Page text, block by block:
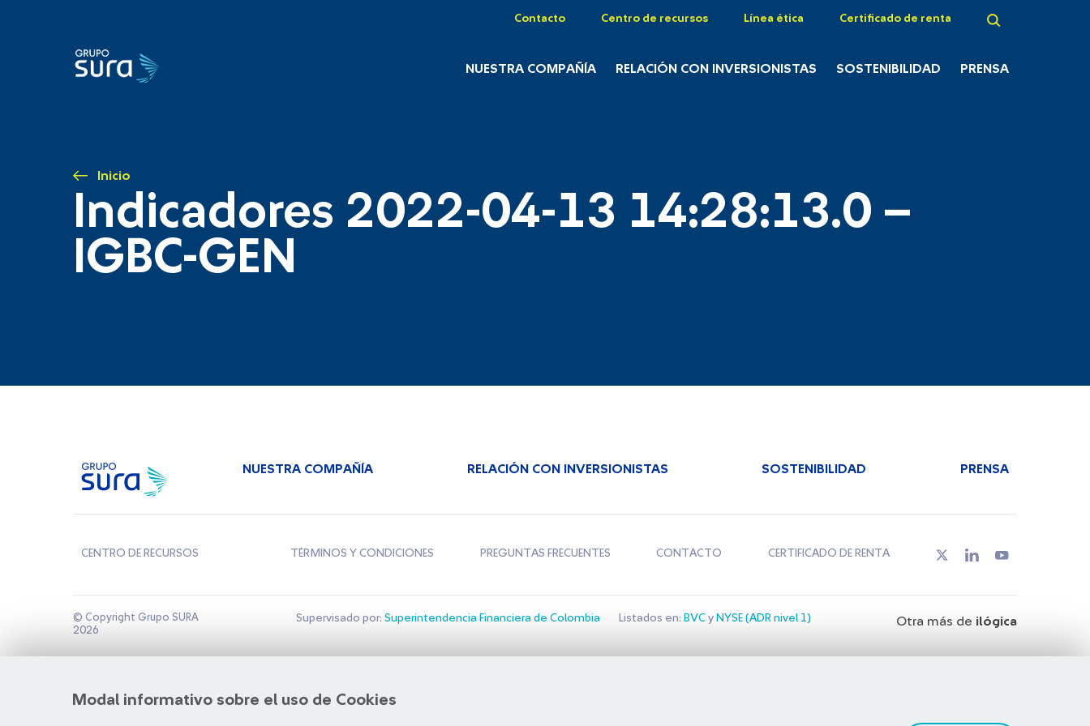
Contacto Centro de recursos Línea ética Certificado de renta
NUESTRA COMPAÑÍA RELACIÓN CON INVERSIONISTAS SOSTENIBILIDAD PRENSA
Inicio
Indicadores 2022-04-13 14:28:13.0 –
IGBC-GEN
Modal informativo sobre el uso de Cookies
NUESTRA COMPAÑÍA RELACIÓN CON INVERSIONISTAS SOSTENIBILIDAD PRENSA
CENTRO DE RECURSOS TÉRMINOS Y CONDICIONES PREGUNTAS FRECUENTES CONTACTO CERTIFICADO DE RENTA
© Copyright Grupo SURA
2026
Supervisado por: Superintendencia Financiera de Colombia Listados en: BVCy NYSE (ADR nivel 1) Otra más de ilógica